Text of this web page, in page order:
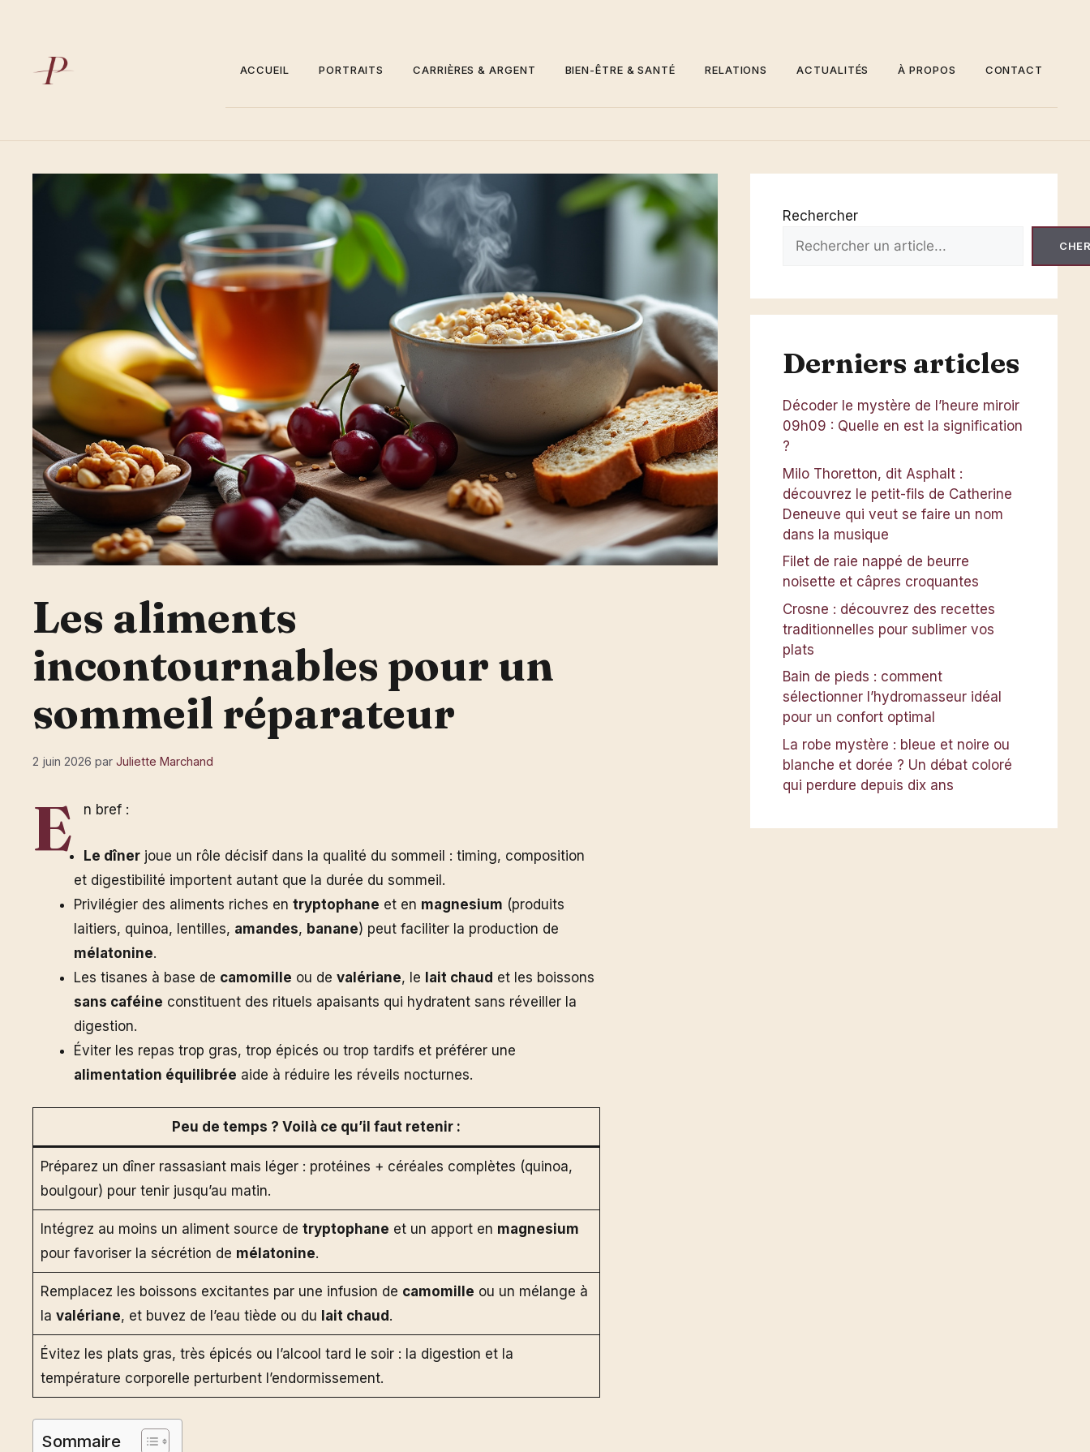
ACCUEIL PORTRAITS CARRIÈRES & ARGENT BIEN-ÊTRE & SANTÉ RELATIONS ACTUALITÉS À PROPOS CONTACT
Les aliments
incontournables pour un
sommeil réparateur
2 juin 2026 par Juliette Marchand
E n bref :
Le dîner joue un rôle décisif dans la qualité du sommeil : timing, composition
et digestibilité importent autant que la durée du sommeil.
Privilégier des aliments riches en tryptophane et en magnesium (produits
laitiers, quinoa, lentilles, amandes, banane) peut faciliter la production de
mélatonine.
Les tisanes à base de camomille ou de valériane, le lait chaud et les boissons
sans caféine constituent des rituels apaisants qui hydratent sans réveiller la
digestion.
Éviter les repas trop gras, trop épicés ou trop tardifs et préférer une
alimentation équilibrée aide à réduire les réveils nocturnes.
Peu de temps ? Voilà ce qu’il faut retenir :
Préparez un dîner rassasiant mais léger : protéines + céréales complètes (quinoa,
boulgour) pour tenir jusqu’au matin.
Intégrez au moins un aliment source de tryptophane et un apport en magnesium
pour favoriser la sécrétion de mélatonine.
Remplacez les boissons excitantes par une infusion de camomille ou un mélange à
la valériane, et buvez de l’eau tiède ou du lait chaud .
Évitez les plats gras, très épicés ou l’alcool tard le soir : la digestion et la
température corporelle perturbent l’endormissement.
Sommaire
Rechercher
Derniers articles
Décoder le mystère de l’heure miroir
09h09 : Quelle en est la signification
?
Milo Thoretton, dit Asphalt :
découvrez le petit-fils de Catherine
Deneuve qui veut se faire un nom
dans la musique
Filet de raie nappé de beurre
noisette et câpres croquantes
Crosne : découvrez des recettes
traditionnelles pour sublimer vos
plats
Bain de pieds : comment
sélectionner l’hydromasseur idéal
pour un confort optimal
La robe mystère : bleue et noire ou
blanche et dorée ? Un débat coloré
qui perdure depuis dix ans